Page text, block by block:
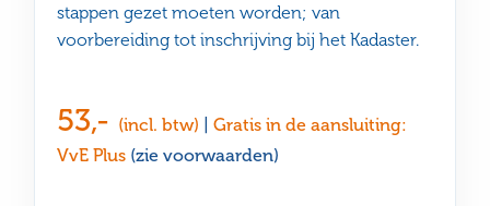
stappen gezet moeten worden; van
voorbereiding tot inschrijving bij het Kadaster.
53,- (incl. btw)
Gratis in de aansluiting:
VvE Plus (zie voorwaarden)